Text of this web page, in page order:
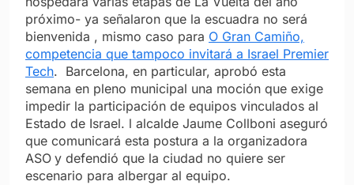
próximo- ya señalaron que la escuadra no será
bienvenida , mismo caso para O Gran Camiño,
competencia que tampoco invitará a Israel Premier
Tech. Barcelona, en particular, aprobó esta
semana en pleno municipal una moción que exige
impedir la participación de equipos vinculados al
Estado de Israel. l alcalde Jaume Collboni aseguró
que comunicará esta postura a la organizadora
ASO y defendió que la ciudad no quiere ser
escenario para albergar al equipo.